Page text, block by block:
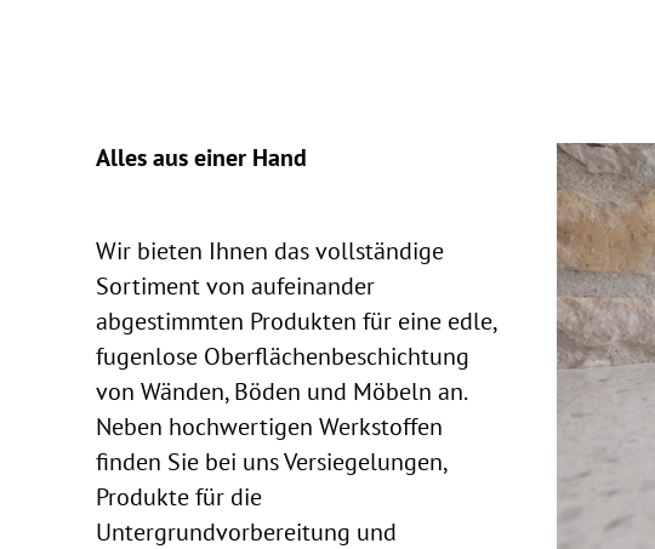
Alles aus einer Hand
Wir bieten Ihnen das vollständige
Sortiment von aufeinander
abgestimmten Produkten für eine edle,
fugenlose Oberflächenbeschichtung
von Wänden, Böden und Möbeln an.
Neben hochwertigen Werkstoffen
finden Sie bei uns Versiegelungen,
Produkte für die
Untergrundvorbereitung und